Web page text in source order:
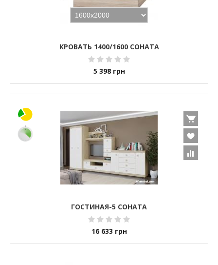
КРОВАТЬ 1400/1600 СОНАТА
5 398 грн
ГОСТИНАЯ-5 СОНАТА
16 633 грн